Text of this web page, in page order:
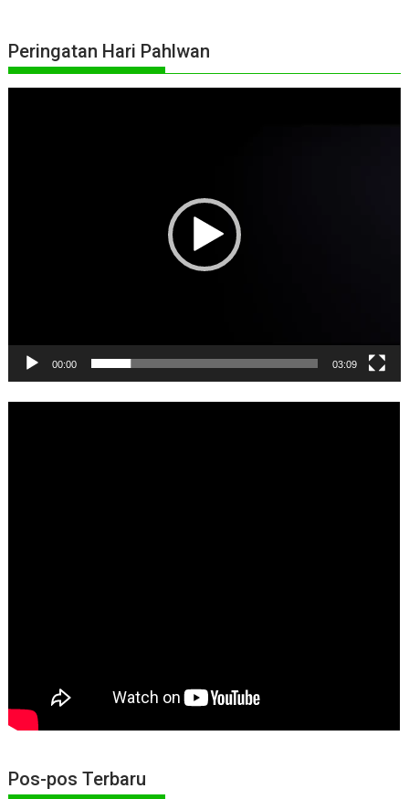
Peringatan Hari Pahlwan
00:00 03:09
Pos-pos Terbaru